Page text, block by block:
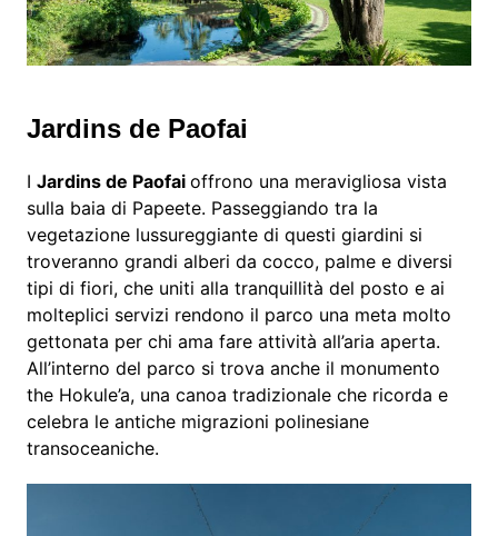
Jardins de Paofai
I Jardins de Paofai offrono una meravigliosa vista
sulla baia di Papeete. Passeggiando tra la
vegetazione lussureggiante di questi giardini si
troveranno grandi alberi da cocco, palme e diversi
tipi di fiori, che uniti alla tranquillità del posto e ai
molteplici servizi rendono il parco una meta molto
gettonata per chi ama fare attività all’aria aperta.
All’interno del parco si trova anche il monumento
the Hokule’a, una canoa tradizionale che ricorda e
celebra le antiche migrazioni polinesiane
transoceaniche.